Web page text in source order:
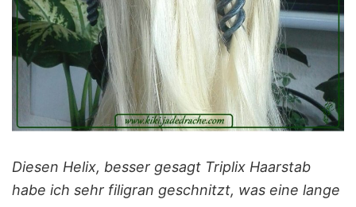
Diesen Helix, besser gesagt Triplix Haarstab
habe ich sehr filigran geschnitzt, was eine lange